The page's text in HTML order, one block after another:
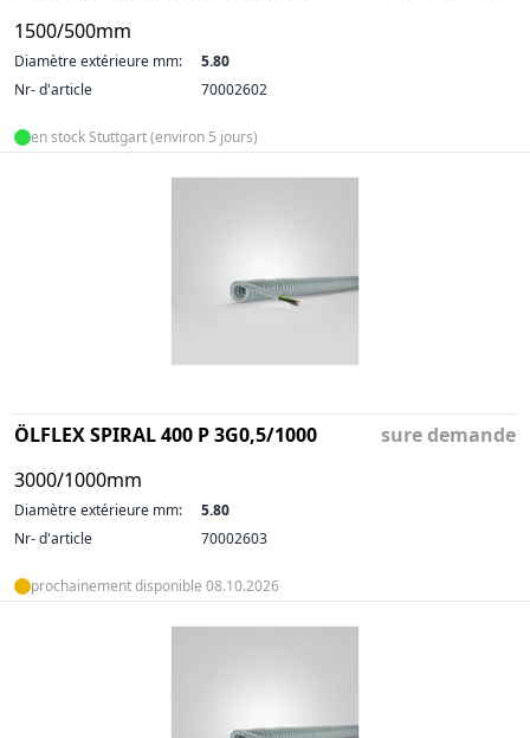
1500/500mm
Diamètre extérieure mm:
5.80
Nr- d'article
70002602
en stock Stuttgart (environ 5 jours)
ÖLFLEX SPIRAL 400 P 3G0,5/1000
3000/1000mm
sure demande
Diamètre extérieure mm:
5.80
Nr- d'article
70002603
prochainement disponible 08.10.2026